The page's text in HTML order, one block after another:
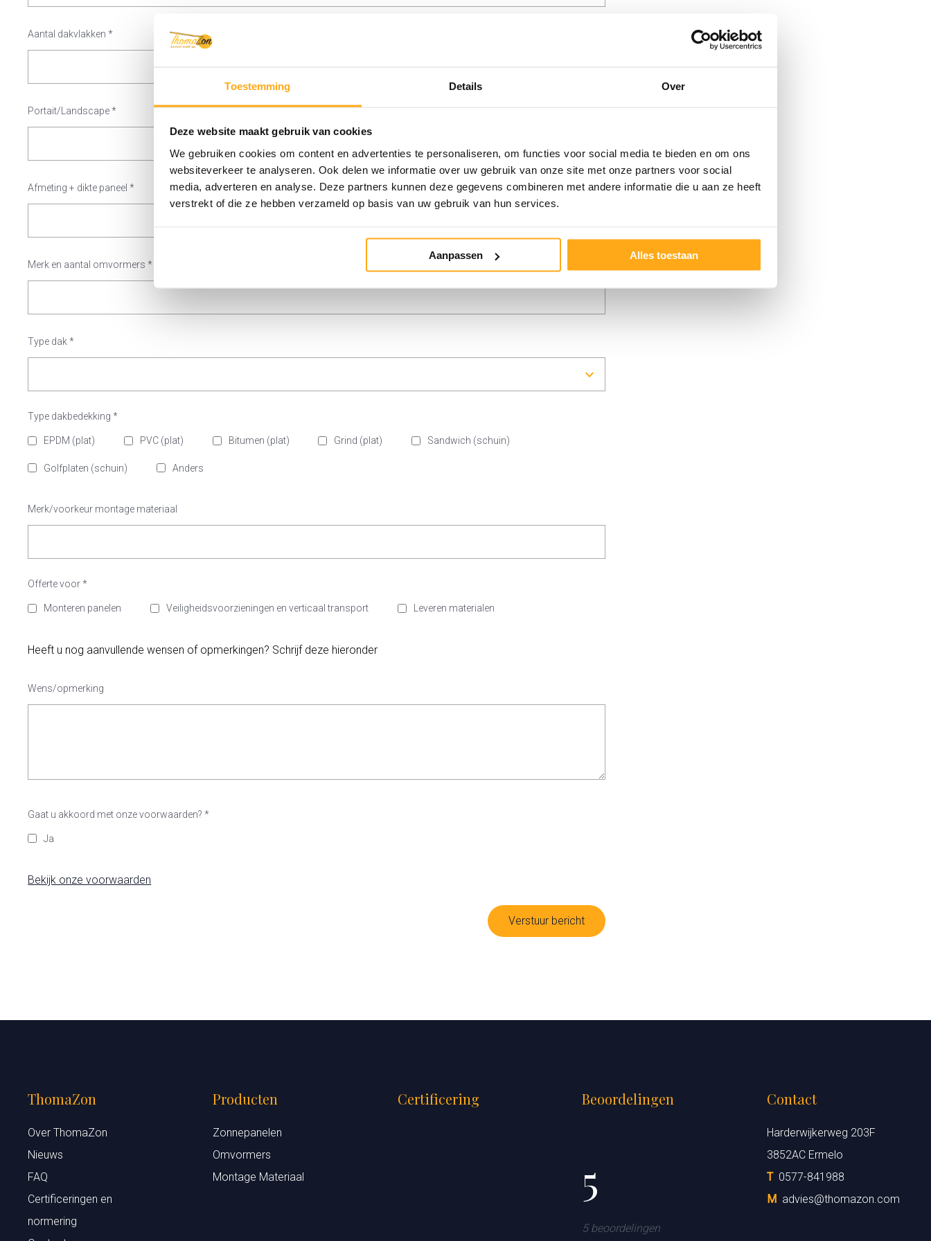
Toestemming Details Over
Deze website maakt gebruik van cookies
We gebruiken cookies om content en advertenties te personaliseren, om functies voor social media te bieden en om ons
websiteverkeer te analyseren. Ook delen we informatie over uw gebruik van onze site met onze partners voor social
media, adverteren en analyse. Deze partners kunnen deze gegevens combineren met andere informatie die u aan ze heeft
verstrekt of die ze hebben verzameld op basis van uw gebruik van hun services.
Aanpassen Alles toestaan
Aantal dakvlakken*
Portait/Landscape*
Afmeting + dikte paneel*
Merk en aantal omvormers*
Type dak*
Type dakbedekking*
EPDM (plat) PVC (plat) Bitumen (plat) Grind (plat) Sandwich (schuin)
Golfplaten (schuin) Anders
Merk/voorkeur montage materiaal
Offerte voor*
Monteren panelen Veiligheidsvoorzieningen en verticaal transport Leveren materialen
Heeft u nog aanvullende wensen of opmerkingen? Schrijf deze hieronder
Wens/opmerking
Gaat u akkoord met onze voorwaarden?*
Ja
Bekijk onze voorwaarden
ThomaZon
Over ThomaZon
Nieuws
FAQ
Certificeringen en
normering
Producten
Zonnepanelen
Omvormers
Montage Materiaal
Certificering Beoordelingen
5
5 beoordelingen
Contact
Harderwijkerweg 203F
3852AC Ermelo
T 0577-841988
M advies@thomazon.com